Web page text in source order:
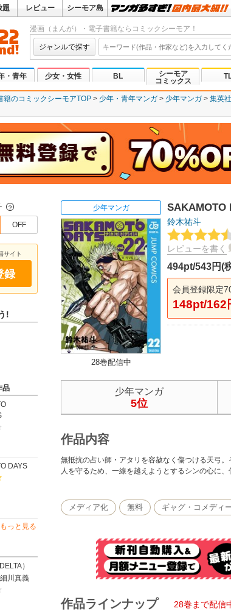
題 レビュー シーモア島
漫画（まんが）・電子書籍ならコミックシーモア！
ジャンルで探す
・青年 少女・女性 BL
シーモア
コミックス
籍のコミックシーモアTOP 少年・青年マンガ 少年マンガ 集英社
？
OFF
サイト
録
!
品
DAYS
もっと見る
）
川真義
少年マンガ
28巻配信中
SAKAMOTO
鈴木祐斗
レビューを書く
494pt/543円(
会員登録限定
148pt/162
少年マンガ
5位
作品内容
無抵抗の占い師・アタリを容赦なく傷つける天弓
人を守るため、一線を越えようとするシンの心に
メディア化 無料 ギャグ・コメディ
作品ラインナップ 28巻まで配信